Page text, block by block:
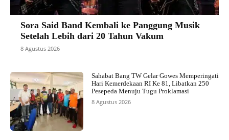
Sora Said Band Kembali ke Panggung Musik
Setelah Lebih dari 20 Tahun Vakum
8 Agustus 2026
Sahabat Bang TW Gelar Gowes Memperingati
Hari Kemerdekaan RI Ke 81, Libatkan 250
Pesepeda Menuju Tugu Proklamasi
8 Agustus 2026